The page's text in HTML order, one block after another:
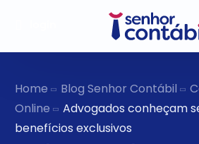
Home Blog Senhor Contábil
Online
Advogados conheçam
benefícios exclusivos